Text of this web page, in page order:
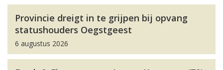
Provincie dreigt in te grijpen bij opvang
statushouders Oegstgeest
6 augustus 2026